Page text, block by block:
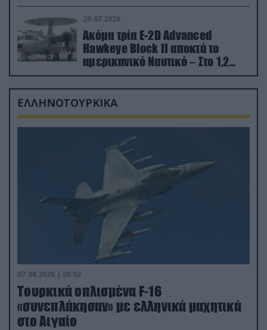
29.07.2026
Ακόμα τρία E-2D Advanced
Hawkeye Block II αποκτά το
αμερικανικό Ναυτικό – Στο 1,2
δισ.δολάρια το κόστος
ΕΛΛΗΝΟΤΟΥΡΚΙΚΑ
07.08.2026 | 00:02
Τουρκικά οπλισμένα F-16
«συνεπλάκησαν» με ελληνικά μαχητικά
στο Αιγαίο